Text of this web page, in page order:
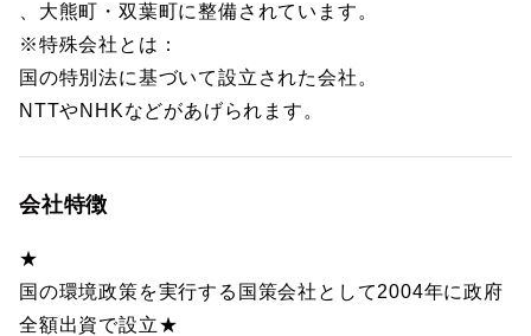
、大熊町・双葉町に整備されています。
※特殊会社とは：
国の特別法に基づいて設立された会社。
NTTやNHKなどがあげられます。
会社特徴
★
国の環境政策を実行する国策会社として2004年に政府
全額出資で設立★